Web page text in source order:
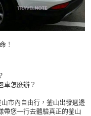
！
車怎麼辦？
市內自由行，釜山出發週邊
帶您一行去體驗真正的釜山